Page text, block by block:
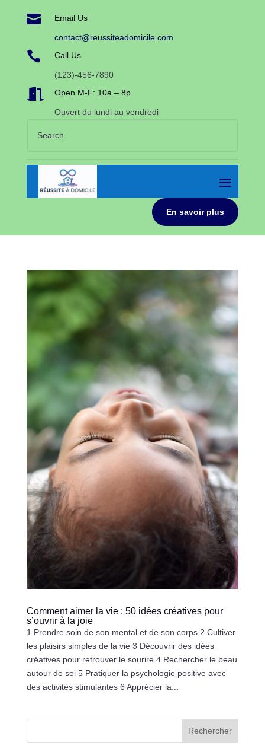
 Email Us
contact@reussiteadomicile.com
 Call Us
(123)-456-7890
 Open M-F: 10a – 8p
Ouvert du lundi au vendredi
En savoir plus
Comment aimer la vie : 50 idées créatives pour
s’ouvrir à la joie
1 Prendre soin de son mental et de son corps 2 Cultiver
les plaisirs simples de la vie 3 Découvrir des idées
créatives pour retrouver le sourire 4 Rechercher le beau
autour de soi 5 Pratiquer la psychologie positive avec
des activités stimulantes 6 Apprécier la...
Rechercher